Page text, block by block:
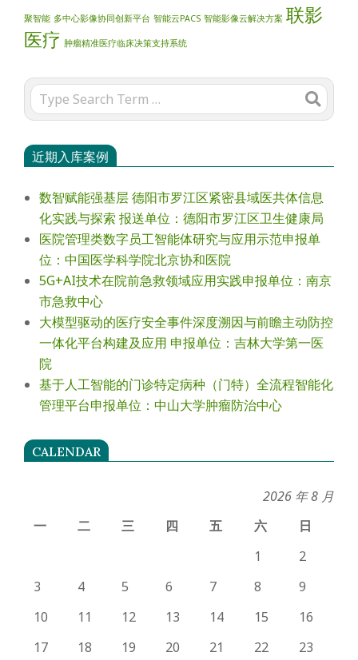
聚智能 多中心影像协同创新平台 智能云PACS 智能影像云解决方案 联影
医疗 肿瘤精准医疗临床决策支持系统
Search
近期入库案例
数智赋能强基层 德阳市罗江区紧密县域医共体信息
化实践与探索 报送单位：德阳市罗江区卫生健康局
医院管理类数字员工智能体研究与应用示范申报单
位：中国医学科学院北京协和医院
5G+AI技术在院前急救领域应用实践申报单位：南京
市急救中心
大模型驱动的医疗安全事件深度溯因与前瞻主动防控
一体化平台构建及应用 申报单位：吉林大学第一医
院
基于人工智能的门诊特定病种（门特）全流程智能化
管理平台申报单位：中山大学肿瘤防治中心
CALENDAR
2026 年 8 月
一
二 三 四 五 六
日
1
2
3
4 5 6 7 8
9
10
11 12 13 14 15
16
17
18 19 20 21 22 23